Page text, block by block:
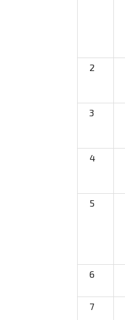
2
3
4
5
6
7